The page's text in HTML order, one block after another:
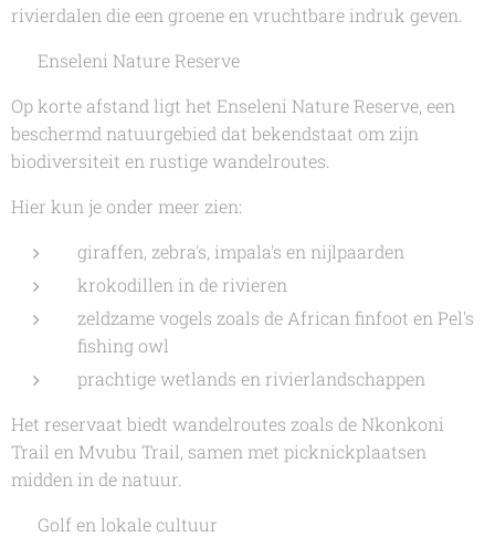
rivierdalen die een groene en vruchtbare indruk geven.
🦒 Enseleni Nature Reserve
Op korte afstand ligt het Enseleni Nature Reserve, een
beschermd natuurgebied dat bekendstaat om zijn
biodiversiteit en rustige wandelroutes.
Hier kun je onder meer zien:
giraffen, zebra's, impala's en nijlpaarden
krokodillen in de rivieren
zeldzame vogels zoals de African finfoot en Pel's
fishing owl
prachtige wetlands en rivierlandschappen
Het reservaat biedt wandelroutes zoals de Nkonkoni
Trail en Mvubu Trail, samen met picknickplaatsen
midden in de natuur.
⛳ Golf en lokale cultuur